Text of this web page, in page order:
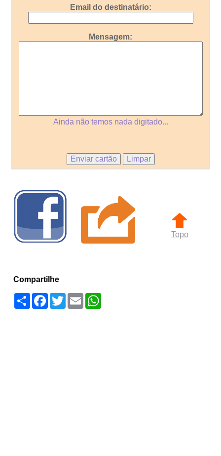
Email do destinatário:
Mensagem:
Ainda não temos nada digitado...
Topo
Compartilhe
Compartilhar
Facebook
TwitterEmailWhatsApp